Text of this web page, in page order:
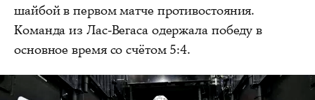
шайбой в первом матче противостояния.
Команда из Лас-Вегаса одержала победу в
основное время со счётом 5:4.